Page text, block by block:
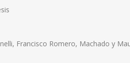
Francisco Romero, Machado y